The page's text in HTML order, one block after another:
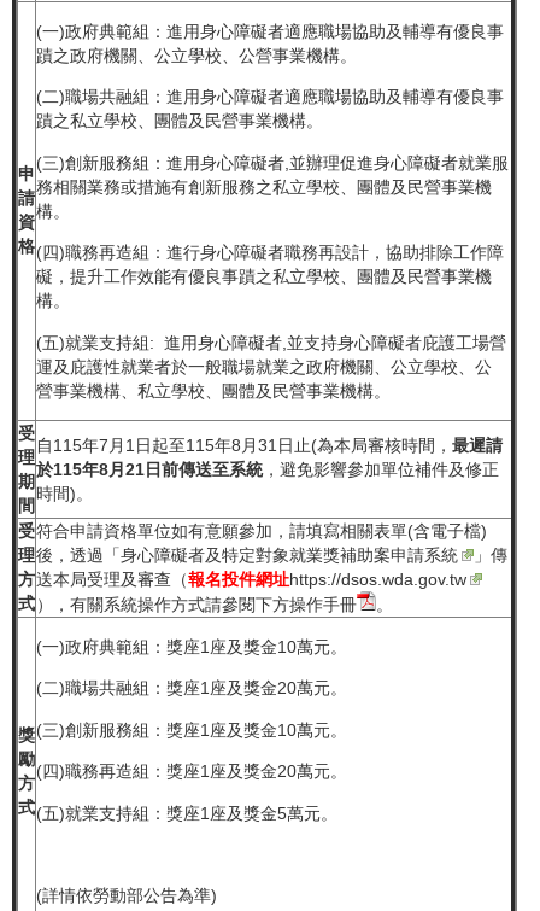
申
請
資
格
(一)政府典範組：進用身心障礙者適應職場協助及輔導有優良事
蹟之政府機關、公立學校、公營事業機構。
(二)職場共融組：進用身心障礙者適應職場協助及輔導有優良事
蹟之私立學校、團體及民營事業機構。
(三)創新服務組：進用身心障礙者,並辦理促進身心障礙者就業服
務相關業務或措施有創新服務之私立學校、團體及民營事業機
構。
(四)職務再造組：進行身心障礙者職務再設計，協助排除工作障
礙，提升工作效能有優良事蹟之私立學校、團體及民營事業機
構。
(五)就業支持組: 進用身心障礙者,並支持身心障礙者庇護工場營
運及庇護性就業者於一般職場就業之政府機關、公立學校、公
營事業機構、私立學校、團體及民營事業機構。
受
理
期
間
自115年7月1日起至115年8月31日止(為本局審核時間，最遲請
於115年8月21日前傳送至系統，避免影響參加單位補件及修正
時間)。
受
理
方
式
符合申請資格單位如有意願參加，請填寫相關表單(含電子檔)
後，透過「身心障礙者及特定對象就業獎補助案申請系統
」傳
送本局受理及審查（報名投件網址https://dsos.wda.gov.tw
），有關系統操作方式請參閱下方操作手冊 。
獎
勵
方
式
(一)政府典範組：獎座1座及獎金10萬元。
(二)職場共融組：獎座1座及獎金20萬元。
(三)創新服務組：獎座1座及獎金10萬元。
(四)職務再造組：獎座1座及獎金20萬元。
(五)就業支持組：獎座1座及獎金5萬元。
(詳情依勞動部公告為準)